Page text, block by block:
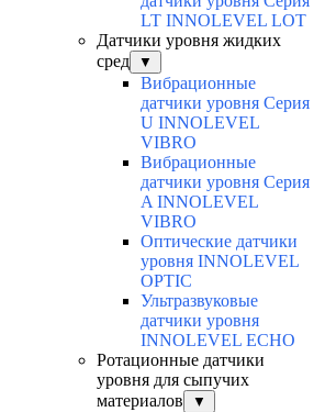
LT INNOLEVEL LOT
Датчики уровня жидких
сред
▼
Вибрационные
датчики уровня Серия
U INNOLEVEL
VIBRO
Вибрационные
датчики уровня Серия
A INNOLEVEL
VIBRO
Оптические датчики
уровня INNOLEVEL
OPTIC
Ультразвуковые
датчики уровня
INNOLEVEL ECHO
Ротационные датчики
уровня для сыпучих
материалов
▼